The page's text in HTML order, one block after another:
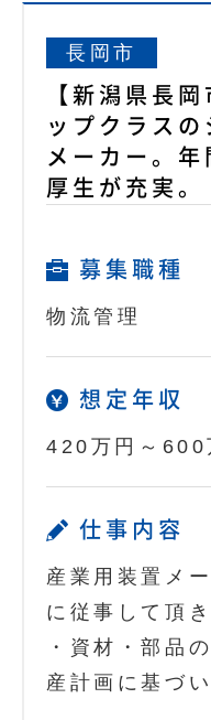
長岡市
【新潟県長
ップクラス
メーカー。
厚生が充実。
募集職種
物流管理
想定年収
420万円～600
仕事内容
産業用装置メ
に従事して頂
・資材・部品
産計画に基づ